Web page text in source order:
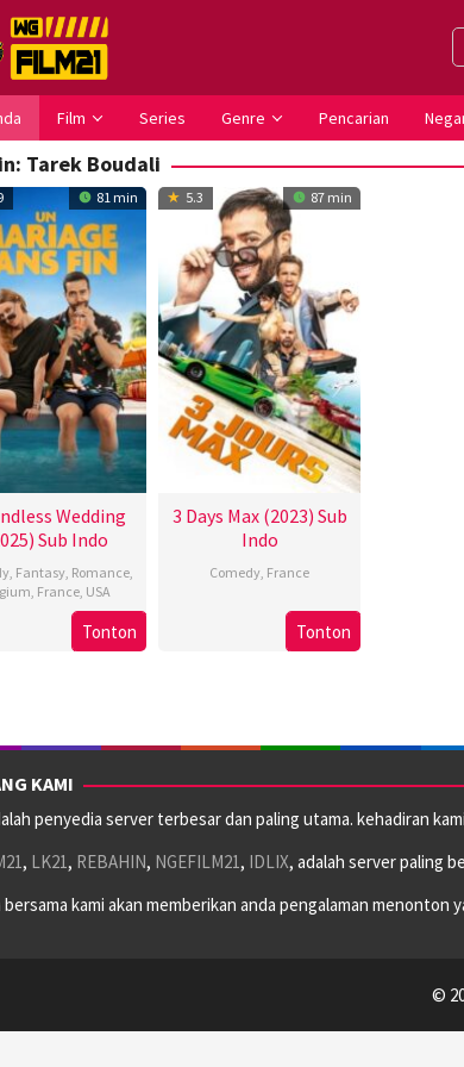
Film Series Genre Pencarian
Tarek Boudali
81 min
Wedding
Sub Indo
, Fantasy, Romance,
, France, USA
May
Patrick
Cassir
Tonton
5.3 87 min
3 Days Max (2023) Sub
Indo
Comedy, France
Tarek
BoudaliTonton
KAMI
penyedia server terbesar dan paling utama. kehadiran
, LK21, REBAHIN, NGEFILM21, IDLIX, adalah server paling
kami akan memberikan anda pengalaman menonton
©